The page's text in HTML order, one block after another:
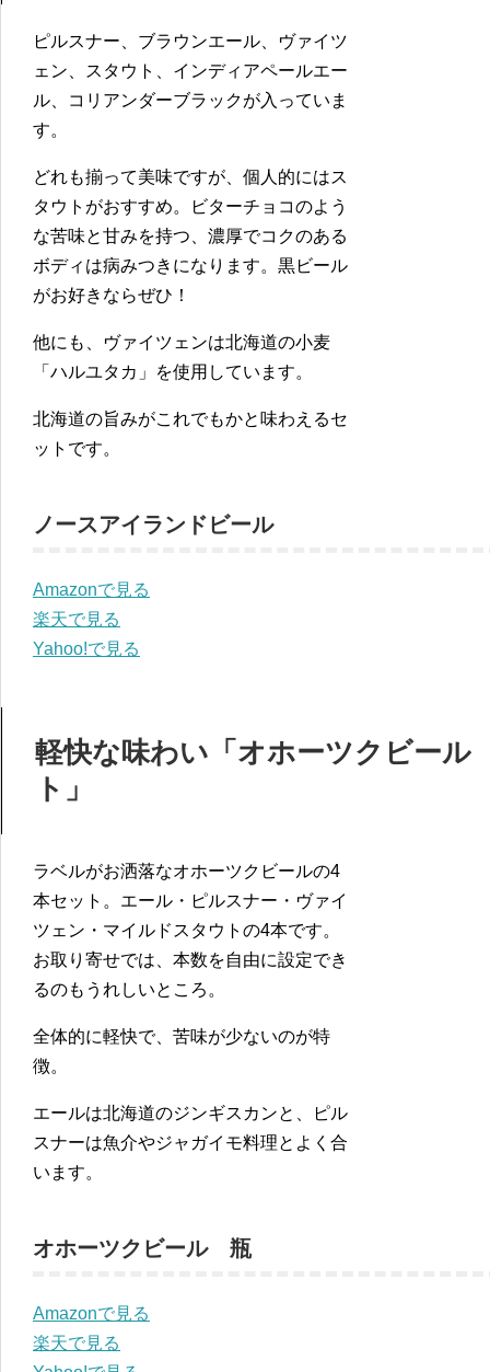
ピルスナー、ブラウンエール、ヴァイツ
ェン、スタウト、インディアペールエー
ル、コリアンダーブラックが入っていま
す。
どれも揃って美味ですが、個人的にはス
タウトがおすすめ。ビターチョコのよう
な苦味と甘みを持つ、濃厚でコクのある
ボディは病みつきになります。黒ビール
がお好きならぜひ！
他にも、ヴァイツェンは北海道の小麦
「ハルユタカ」を使用しています。
北海道の旨みがこれでもかと味わえるセ
ットです。
ノースアイランドビール
Amazonで見る
楽天で見る
Yahoo!で見る
軽快な味わい「オホーツクビー
ト」
ラベルがお洒落なオホーツクビールの4
本セット。エール・ピルスナー・ヴァイ
ツェン・マイルドスタウトの4本です。
お取り寄せでは、本数を自由に設定でき
るのもうれしいところ。
全体的に軽快で、苦味が少ないのが特
徴。
エールは北海道のジンギスカンと、ピル
スナーは魚介やジャガイモ料理とよく合
います。
オホーツクビール 瓶
Amazonで見る
楽天で見る